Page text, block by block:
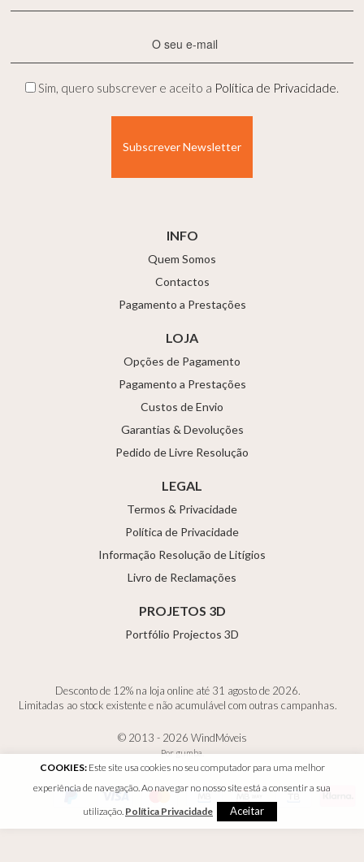
mail
Privacidade
Sim, quero subscrever e aceito a Política de Privacidade.
INFO
Quem Somos
Contactos
Pagamento a Prestações
LOJA
Opções de Pagamento
Pagamento a Prestações
Custos de Envio
Garantias & Devoluções
Pedido de Livre Resolução
LEGAL
Termos & Privacidade
Política de Privacidade
Informação Resolução de Litígios
Livro de Reclamações
PROJETOS 3D
Portfólio Projectos 3D
Desconto de 12% na loja online até 31 agosto de 2026.
Limitadas ao stock existente e não acumulável com outras campanhas.
© 2013 - 2026 WindMóveis
Porgumba.
COOKIES:Este site usa cookies no seu computador para uma melhor
experiência de navegação. Ao navegar no nosso site está a consentir a sua
utilização. Política Privacidade Aceitar